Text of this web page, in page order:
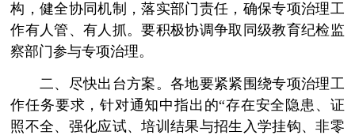
构，健全协同机制，落实部门责任，确保专项治理工
作有人管、有人抓。要积极协调争取同级教育纪检监
察部门参与专项治理。
二、尽快出台方案。各地要紧紧围绕专项治理工
作任务要求，针对通知中指出的“存在安全隐患、证
照不全、强化应试、培训结果与招生入学挂钩、非零